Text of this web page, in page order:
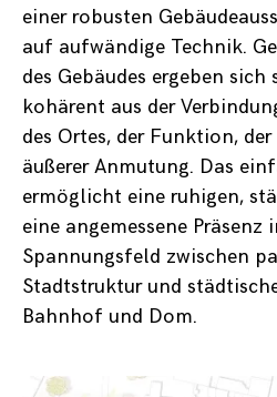
einer robusten
auf aufwändige Technik.
des Gebäudes ergeben sich
kohärent aus der
des Ortes, der Funktion,
äußerer Anmutung. Das
ermöglicht eine ruhigen,
eine angemessene
Spannungsfeld zwischen
Stadtstruktur und
Bahnhof und Dom.